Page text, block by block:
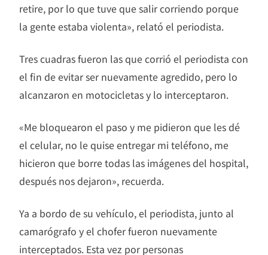
retire, por lo que tuve que salir corriendo porque
la gente estaba violenta», relató el periodista.
Tres cuadras fueron las que corrió el periodista con
el fin de evitar ser nuevamente agredido, pero lo
alcanzaron en motocicletas y lo interceptaron.
«Me bloquearon el paso y me pidieron que les dé
el celular, no le quise entregar mi teléfono, me
hicieron que borre todas las imágenes del hospital,
después nos dejaron», recuerda.
Ya a bordo de su vehículo, el periodista, junto al
camarógrafo y el chofer fueron nuevamente
interceptados. Esta vez por personas